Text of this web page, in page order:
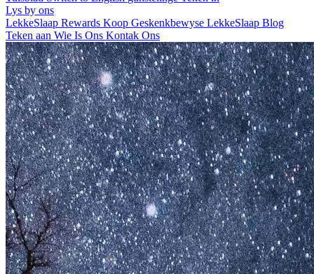
Lys by ons
LekkeSlaap Rewards Koop Geskenkbewyse LekkeSlaap Blog
Teken aan Wie Is Ons Kontak Ons